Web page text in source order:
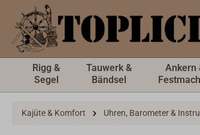
springen
Rigg &
Segel
Tauwerk &
Bändsel
Ankern
Kajüte & Komfort Uhren, Barometer &